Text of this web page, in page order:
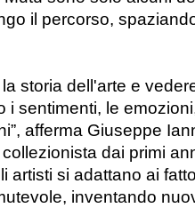
il percorso,
storia dell'arte e
i sentimenti, le
afferma Giuseppe
dai primi
artisti si adattano ai
inventando